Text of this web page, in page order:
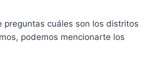
preguntas cuáles son los distritos
podemos mencionarte los